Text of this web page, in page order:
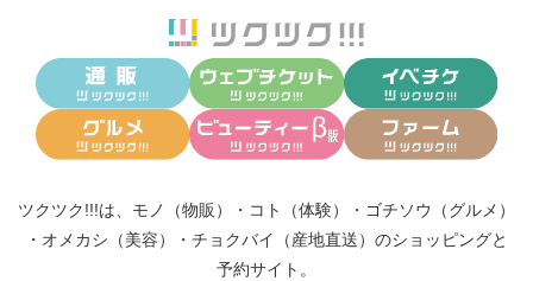
ツクツク!!!は、 モノ（物販） ・ コト（体験） ・ ゴチソウ（グルメ）
・ オメカシ（美容） ・ チョクバイ（産地直送） のショッピングと
予約サイト。